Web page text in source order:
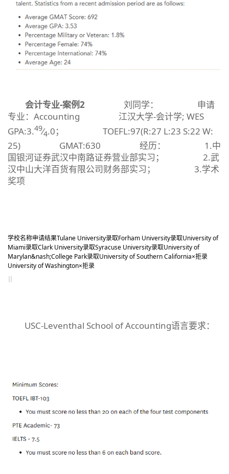
会计专业-案例2 刘同学： 申请
专业：Accounting 江汉大学-会计学; WES
GPA:3.49⁄4.0； TOEFL:97(R:27 L:23 S:22 W:
25) GMAT:630 经历： 1.中
国银河证券武汉中南路证券营业部实习； 2.武
汉中山大洋百货有限公司财务部实习； 3.学术
奖项
学校名称申请结果Tulane University录取Forham University录取University of
Miami录取Clark University录取Syracuse University录取University of
Marylan&nash;College Park录取University of Southern California×拒录
University of Washington×拒录
USC-Leventhal School of Accounting语言要求：